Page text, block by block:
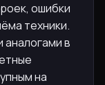
ошибки
техники.
в
на